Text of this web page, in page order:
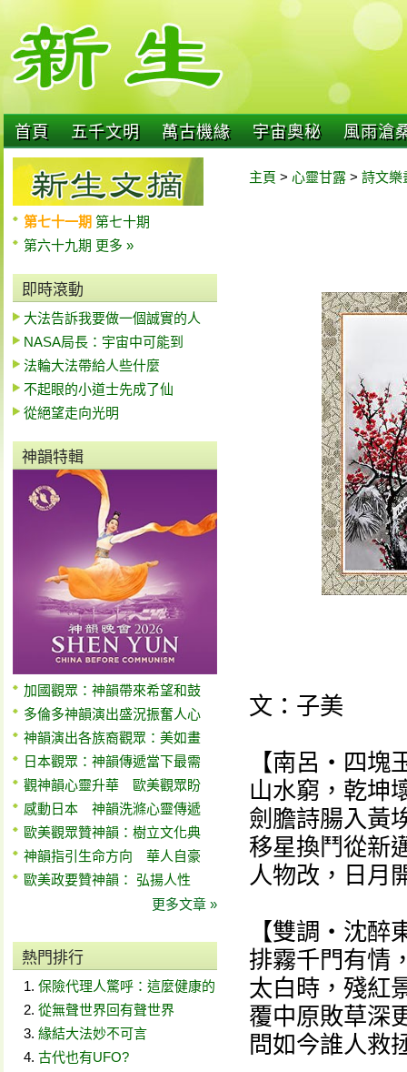
首頁 五千文明 萬古機緣 宇宙奧秘 風雨滄
第七十一期 第七十期
第六十九期 更多 »
即時滾動
大法告訴我要做一個誠實的人
NASA局長：宇宙中可能到
法輪大法帶給人些什麼
不起眼的小道士先成了仙
從絕望走向光明
神韻特輯
加國觀眾：神韻帶來希望和鼓
多倫多神韻演出盛況振奮人心
神韻演出各族裔觀眾：美如畫
日本觀眾：神韻傳遞當下最需
觀神韻心靈升華 歐美觀眾盼
感動日本 神韻洗滌心靈傳遞
歐美觀眾贊神韻：樹立文化典
神韻指引生命方向 華人自豪
歐美政要贊神韻： 弘揚人性
更多文章 »
熱門排行
保險代理人驚呼：這麼健康的
從無聲世界回有聲世界
緣結大法妙不可言
古代也有UFO?
主頁 > 心靈甘露 > 詩文樂
文：子美
【南呂‧四塊
山水窮，乾坤
劍膽詩腸入黃
移星換鬥從新
人物改，日月
【雙調‧沈醉
排霧千門有
太白時，殘紅
覆中原敗草深
問如今誰人救